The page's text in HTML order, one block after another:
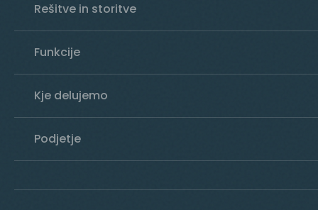
Rešitve in storitve
Funkcije
Kje delujemo
Podjetje